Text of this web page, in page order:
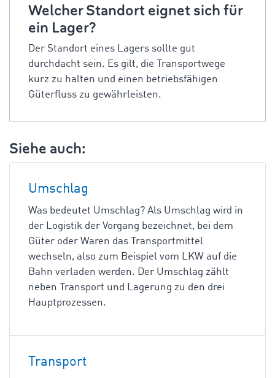
Welcher Standort eignet sich für
ein Lager?
Der Standort eines Lagers sollte gut
durchdacht sein. Es gilt, die Transportwege
kurz zu halten und einen betriebsfähigen
Güterfluss zu gewährleisten.
Siehe auch:
Umschlag
Was bedeutet Umschlag? Als Umschlag wird in
der Logistik der Vorgang bezeichnet, bei dem
Güter oder Waren das Transportmittel
wechseln, also zum Beispiel vom LKW auf die
Bahn verladen werden. Der Umschlag zählt
neben Transport und Lagerung zu den drei
Hauptprozessen.
Transport